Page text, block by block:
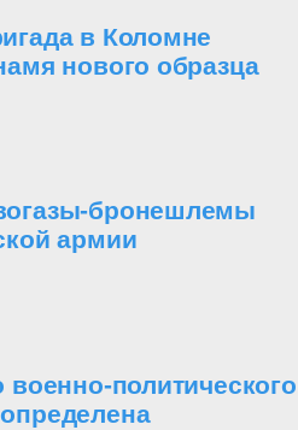
в Коломне
нового образца
бронешлемы
армии
военно-политического